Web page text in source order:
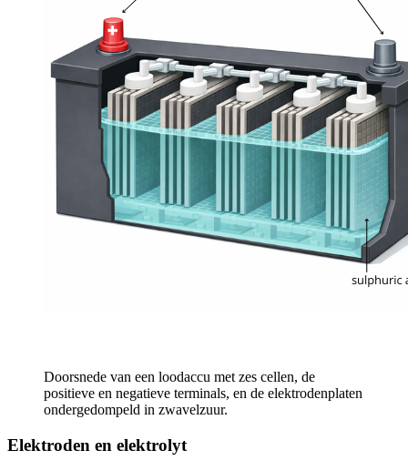
Doorsnede van een loodaccu met zes cellen, de
positieve en negatieve terminals, en de elektrodenplaten
ondergedompeld in zwavelzuur.
Elektroden en elektrolyt